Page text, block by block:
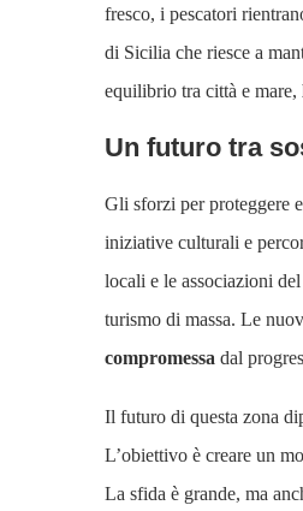
fresco, i pescatori
di Sicilia che riesce a
equilibrio tra città e mare,
Un futuro tra
Gli sforzi per proteggere
iniziative culturali e
locali e le associazioni
turismo di massa. Le
compromessa dal
Il futuro di questa zona
L’obiettivo è creare un
La sfida è grande, ma